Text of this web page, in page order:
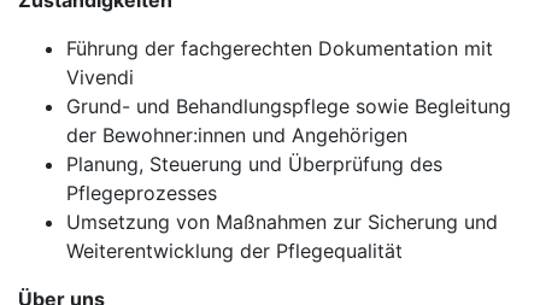
Führung der fachgerechten Dokumentation mit
Vivendi
Grund- und Behandlungspflege sowie Begleitung
der Bewohner:innen und Angehörigen
Planung, Steuerung und Überprüfung des
Pflegeprozesses
Umsetzung von Maßnahmen zur Sicherung und
Weiterentwicklung der Pflegequalität
Über uns